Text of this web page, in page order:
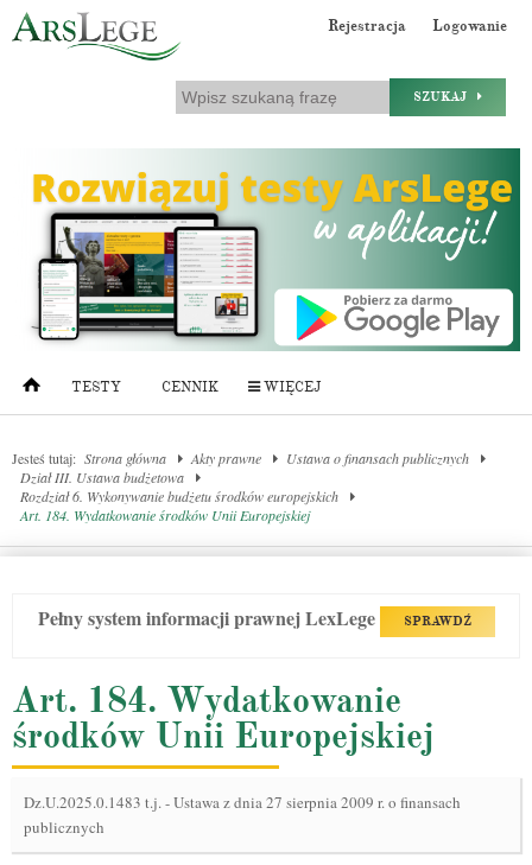
Rejestracja Logowanie
SZUKAJ
TESTY CENNIK WIĘCEJ
Jesteś tutaj: Strona główna Akty prawne
Ustawa o finansach publicznych
Dział III. Ustawa budżetowa
Rozdział 6. Wykonywanie budżetu środków europejskich
Art. 184. Wydatkowanie środków Unii Europejskiej
Pełny system informacji prawnej LexLege SPRAWDŹ
Art. 184. Wydatkowanie
środków Unii Europejskiej
Dz.U.2025.0.1483 t.j.-Ustawa z dnia 27 sierpnia 2009 r. o finansach
publicznych